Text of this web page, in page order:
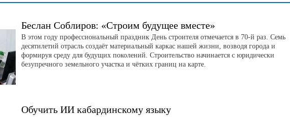
Беслан Соблиров: «Строим будущее вместе»
В этом году профессиональный праздник День строителя отмечается в 70-й раз. Семь
десятилетий отрасль создаёт материальный каркас нашей жизни, возводя города и
формируя среду для будущих поколений. Строительство начинается с юридически
безупречного земельного участка и чётких границ на карте.
Обучить ИИ кабардинскому языку